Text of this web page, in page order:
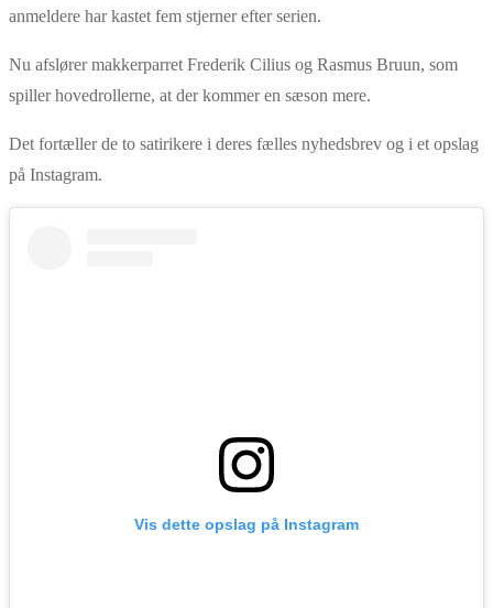
anmeldere har kastet fem stjerner efter serien.
Nu afslører makkerparret Frederik Cilius og Rasmus Bruun, som
spiller hovedrollerne, at der kommer en sæson mere.
Det fortæller de to satirikere i deres fælles nyhedsbrev og i et opslag
på Instagram.
Vis dette opslag på Instagram